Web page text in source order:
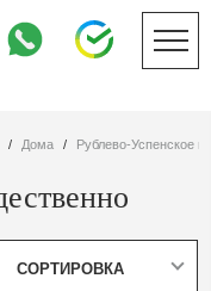
дома Рублево-Успенское
СОРТИРОВКА